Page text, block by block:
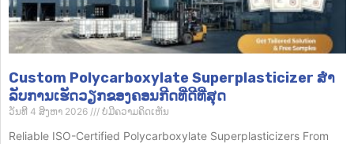
Custom Polycarboxylate Superplasticizer ສໍາ
ລັບການເຮັດວຽກຂອງຄອນກີດທີ່ດີທີ່ສຸດ
ວັນທີ 4 ສິງຫາ 2026 ບໍ່​ມີ​ຄວາມ​ຄິດ​ເຫັນ
Reliable ISO-Certified Polycarboxylate Superplasticizers From